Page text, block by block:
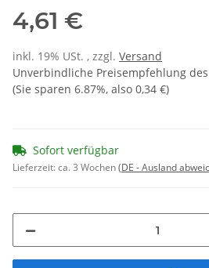
4,61 €
inkl. 19% USt. , zzgl. Versand
Unverbindliche Preisempfehlung
(Sie sparen 6.87%, also 0,34 €)
Sofort verfügbar
Lieferzeit:ca. 3 Wochen(DE - Ausland